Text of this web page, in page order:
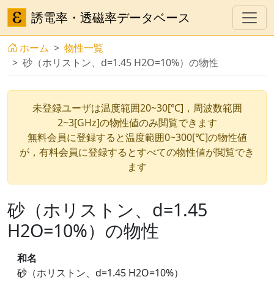
誘電率・透磁率データベース
ホーム
物性一覧
砂（ホリストン、d=1.45 H2O=10%）の物性
未登録ユーザは温度範囲20~30[℃]，周波数範囲
2~3[GHz]の物性値のみ閲覧できます
無料会員に登録すると温度範囲0~300[℃]の物性値
が，有料会員に登録するとすべての物性値が閲覧でき
ます
砂（ホリストン、d=1.45
H2O=10%）の物性
和名
砂（ホリストン、d=1.45 H2O=10%）